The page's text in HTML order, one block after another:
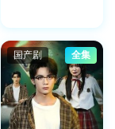
国产剧 全集